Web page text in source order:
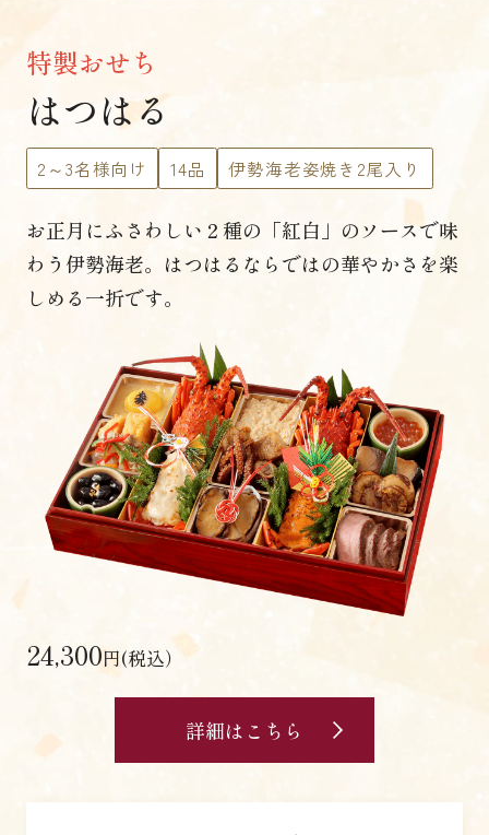
特製おせち
はつはる
2～3名様向け 14品 伊勢海老姿焼き2尾入り
お正月にふさわしい ２種の「紅白」のソースで味
わう伊勢海老。 はつはるならではの華やかさを楽
しめる一折です。
24,300円(税込）
詳細はこちら